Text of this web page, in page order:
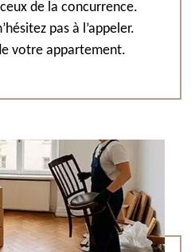
de la concurrence.
pas à l’appeler.
votre appartement.